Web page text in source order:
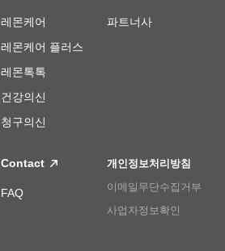
레몬케어
레몬케어 플러스
레몬톡톡
건강의신
청구의신
파트너사
Contact
FAQ
개인정보처리방침
이메일무단수집거부
사업자정보확인